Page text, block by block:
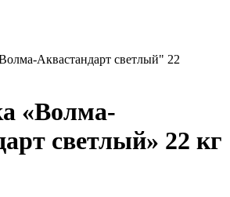
«Волма-
светлый» 22 кг